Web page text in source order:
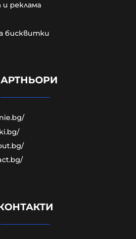
Владо Загатото
в имота
реклама
бисквитки